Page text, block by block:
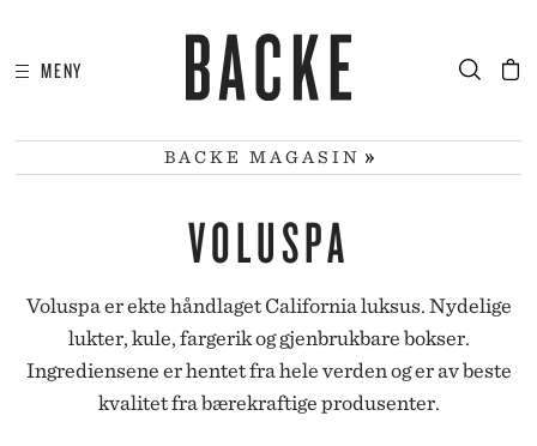
MENY
BACKE MAGASIN
VOLUSPA
Voluspa er ekte håndlaget California luksus. Nydelige
lukter, kule, fargerik og gjenbrukbare bokser.
Ingrediensene er hentet fra hele verden og er av beste
kvalitet fra bærekraftige produsenter.